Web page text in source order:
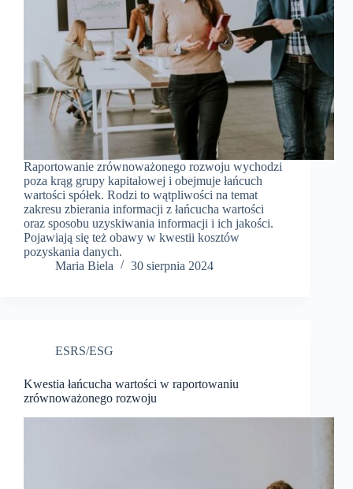
Raportowanie zrównoważonego rozwoju wychodzi
poza krąg grupy kapitałowej i obejmuje łańcuch
wartości spółek. Rodzi to wątpliwości na temat
zakresu zbierania informacji z łańcucha wartości
oraz sposobu uzyskiwania informacji i ich jakości.
Pojawiają się też obawy w kwestii kosztów
pozyskania danych.
Maria Biela
30 sierpnia 2024
ESRS/ESG
Kwestia łańcucha wartości w raportowaniu
zrównoważonego rozwoju